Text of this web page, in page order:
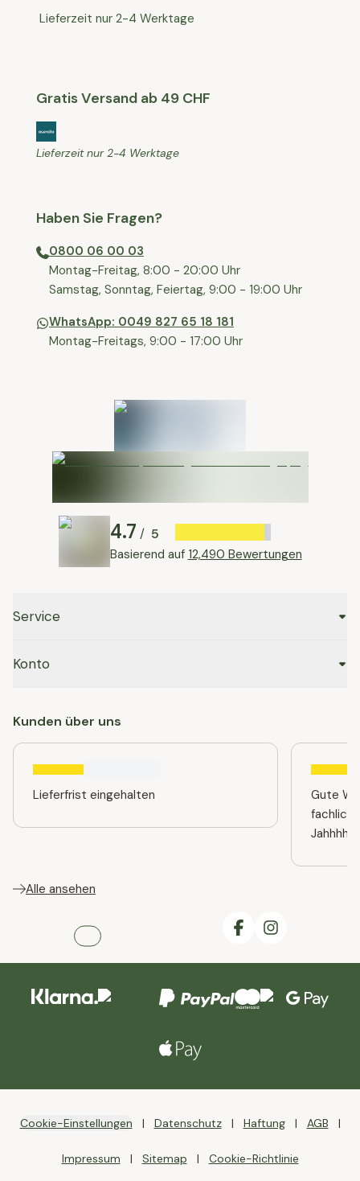
Lieferzeit nur 2-4 Werktage
Gratis Versand ab 49 CHF
Lieferzeit nur 2-4 Werktage
Haben Sie Fragen?
0800 06 00 03
⁠Montag-Freitag, 8:00 - 20:00 Uhr
⁠Samstag, Sonntag, Feiertag, 9:00 - 19:00 Uhr
WhatsApp: 0049 827 65 18 181
Montag-Freitags, 9:00 - 17:00 Uhr
4.7 / 5
Basierend auf 12,490 Bewertungen
Service
Konto
Kunden über uns
Lieferfrist eingehalten
Gute
fachlich
Alle ansehen
Cookie-Einstellungen Datenschutz Haftung AGB
Impressum Sitemap Cookie-Richtlinie